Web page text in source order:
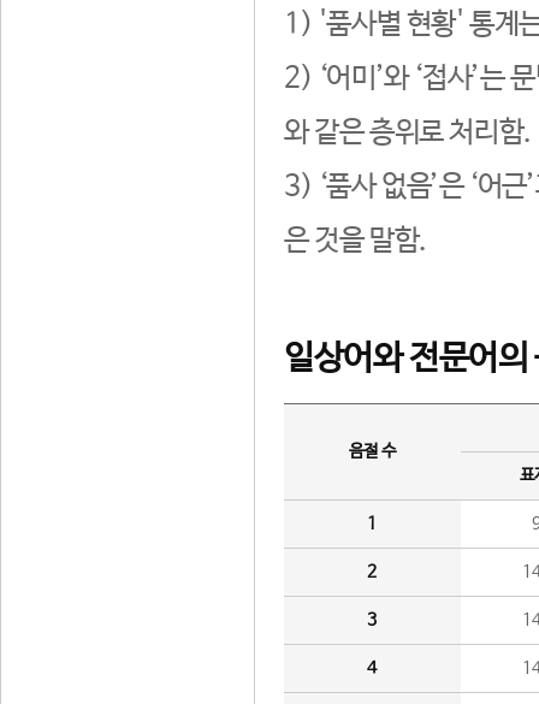
1) '품사별 현황' 통계
2) ‘어미’와 ‘접사’는
와 같은 층위로 처리함.
3) ‘품사 없음’은 ‘어
은 것을 말함.
일상어와 전문어의
음절 수
표
1
2
3
4